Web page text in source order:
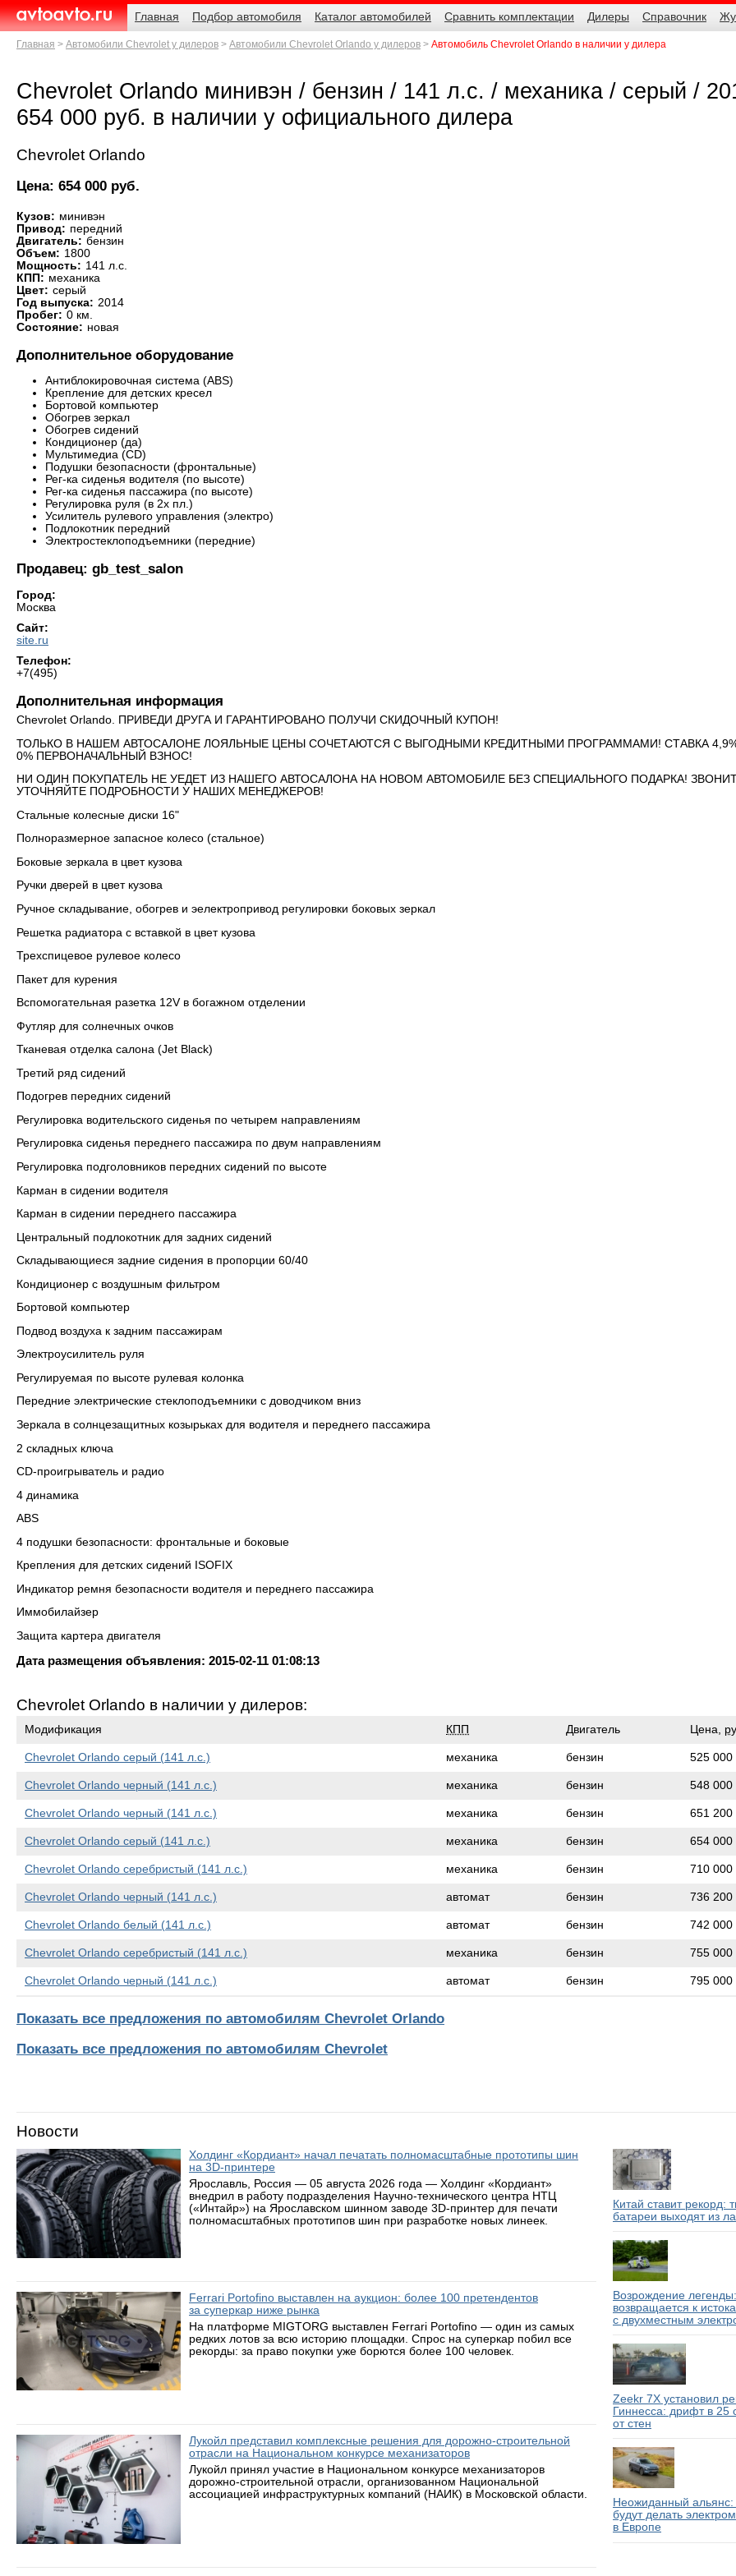
AvtoAvto.ru
Навигация
Главная
Подбор автомобиля Каталог автомобилей Сравнить комплектации Дилеры Справочник
Родительские
страницы
Главная Автомобили Chevrolet у дилеров Автомобили Chevrolet Orlando у дилеров Автомобиль Chevrolet Orlando в наличии у дилера
Chevrolet Orlando минивэн / бензин / 141 л.с. / механика / серый /
654 000 руб. в наличии у официального дилера
Chevrolet Orlando
Цена: 654 000 руб.
Кузов: минивэн
Привод: передний
Двигатель: бензин
Объем: 1800
Мощность: 141 л.с.
КПП: механика
Цвет: серый
Год выпуска: 2014
Пробег: 0 км.
Состояние: новая
Дополнительное оборудование
Антиблокировочная система (ABS)
Крепление для детских кресел
Бортовой компьютер
Обогрев зеркал
Обогрев сидений
Кондиционер (да)
Мультимедиа (CD)
Подушки безопасности (фронтальные)
Рег-ка сиденья водителя (по высоте)
Рег-ка сиденья пассажира (по высоте)
Регулировка руля (в 2х пл.)
Усилитель рулевого управления (электро)
Подлокотник передний
Электростеклоподъемники (передние)
Продавец: gb_test_salon
Город:
Москва
Сайт:
site.ru
Телефон:
+7(495)
Дополнительная информация
Chevrolet Orlando. ПРИВЕДИ ДРУГА И ГАРАНТИРОВАНО ПОЛУЧИ СКИДОЧНЫЙ КУПОН!
ТОЛЬКО В НАШЕМ АВТОСАЛОНЕ ЛОЯЛЬНЫЕ ЦЕНЫ СОЧЕТАЮТСЯ С ВЫГОДНЫМИ КРЕДИТНЫМИ ПРОГРАММАМИ! СТАВКА
0% ПЕРВОНАЧАЛЬНЫЙ ВЗНОС!
НИ ОДИН ПОКУПАТЕЛЬ НЕ УЕДЕТ ИЗ НАШЕГО АВТОСАЛОНА НА НОВОМ АВТОМОБИЛЕ БЕЗ СПЕЦИАЛЬНОГО ПОДАРКА!
УТОЧНЯЙТЕ ПОДРОБНОСТИ У НАШИХ МЕНЕДЖЕРОВ!
Стальные колесные диски 16"
Полноразмерное запасное колесо (стальное)
Боковые зеркала в цвет кузова
Ручки дверей в цвет кузова
Ручное складывание, обогрев и эелектропривод регулировки боковых зеркал
Решетка радиатора с вставкой в цвет кузова
Трехспицевое рулевое колесо
Пакет для курения
Вспомогательная разетка 12V в богажном отделении
Футляр для солнечных очков
Тканевая отделка салона (Jet Black)
Третий ряд сидений
Подогрев передних сидений
Регулировка водительского сиденья по четырем направлениям
Регулировка сиденья переднего пассажира по двум направлениям
Регулировка подголовников передних сидений по высоте
Карман в сидении водителя
Карман в сидении переднего пассажира
Центральный подлокотник для задних сидений
Складывающиеся задние сидения в пропорции 60/40
Кондиционер с воздушным фильтром
Бортовой компьютер
Подвод воздуха к задним пассажирам
Электроусилитель руля
Регулируемая по высоте рулевая колонка
Передние электрические стеклоподъемники с доводчиком вниз
Зеркала в солнцезащитных козырьках для водителя и переднего пассажира
2 складных ключа
CD-проигрыватель и радио
4 динамика
ABS
4 подушки безопасности: фронтальные и боковые
Крепления для детских сидений ISOFIX
Индикатор ремня безопасности водителя и переднего пассажира
Иммобилайзер
Защита картера двигателя
Дата размещения объявления: 2015-02-11 01:08:13
Chevrolet Orlando в наличии у дилеров:
Модификация КПП Двигатель Цена,
Chevrolet Orlando серый (141 л.с.) механика бензин 525 000
Chevrolet Orlando черный (141 л.с.) механика бензин 548 000
Chevrolet Orlando черный (141 л.с.) механика бензин 651 200
Chevrolet Orlando серый (141 л.с.) механика бензин 654 000
Chevrolet Orlando серебристый (141 л.с.) механика бензин 710 000
Chevrolet Orlando черный (141 л.с.) автомат бензин 736 200
Chevrolet Orlando белый (141 л.с.) автомат бензин 742 000
Chevrolet Orlando серебристый (141 л.с.) механика бензин 755 000
Chevrolet Orlando черный (141 л.с.) автомат бензин 795 000
Показать все предложения по автомобилям Chevrolet Orlando
Показать все предложения по автомобилям Chevrolet
Новости
Холдинг «Кордиант» начал печатать полномасштабные прототипы шин
на 3D-принтере
Ярославль, Россия — 05 августа 2026 года — Холдинг «Кордиант»
внедрил в работу подразделения Научно-технического центра НТЦ
(«Интайр») на Ярославском шинном заводе 3D-принтер для печати
полномасштабных прототипов шин при разработке новых линеек.
Ferrari Portofino выставлен на аукцион: более 100 претендентов
за суперкар ниже рынка
На платформе MIGTORG выставлен Ferrari Portofino — один из самых
редких лотов за всю историю площадки. Спрос на суперкар побил все
рекорды: за право покупки уже борются более 100 человек.
Лукойл представил комплексные решения для дорожно-строительной
отрасли на Национальном конкурсе механизаторов
Лукойл принял участие в Национальном конкурсе механизаторов
дорожно-строительной отрасли, организованном Национальной
ассоциацией инфраструктурных компаний (НАИК) в Московской области.
Китай ставит рекорд:
батареи выходят из
Возрождение
возвращается к
с двухместным
Zeekr 7X установил
Гиннесса: дрифт в 25
от стен
Неожиданный
будут делать
в Европе